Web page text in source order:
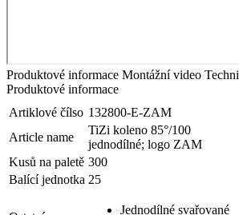
Produktové informace Montážní video
Produktové informace
Artiklové čílso 132800-E-ZAM
Article name
TiZi koleno 85°/100
jednodílné; logo ZAM
Kusů na paletě 300
Balící jednotka 25
Jednodílné svařované